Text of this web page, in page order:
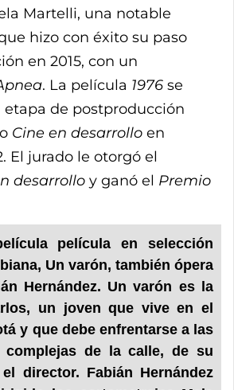
Martelli, una notable
hizo con éxito su paso
en 2015, con un
. La película 1976 se
etapa de postproducción
Cine en desarrollo en
El jurado le otorgó el
desarrollo y ganó el Premio
película en selección
Un varón, también ópera
Hernández. Un varón es la
un joven que vive en el
y que debe enfrentarse a las
complejas de la calle, de su
director. Fabián Hernández